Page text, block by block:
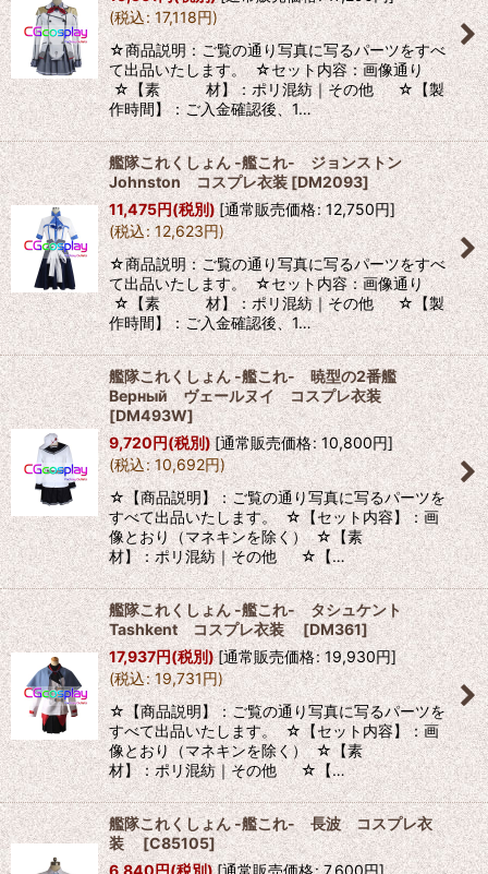
(税込: 17,118円)
☆商品説明：ご覧の通り写真に写るパーツをすべ
て出品いたします。 ☆セット内容：画像通り
☆【素 材】：ポリ混紡｜その他 ☆【製
作時間】：ご入金確認後、1…
艦隊これくしょん -艦これ- ジョンストン
Johnston コスプレ衣装[DM2093]
11,475円(税別) [通常販売価格: 12,750円]
(税込: 12,623円)
☆商品説明：ご覧の通り写真に写るパーツをすべ
て出品いたします。 ☆セット内容：画像通り
☆【素 材】：ポリ混紡｜その他 ☆【製
作時間】：ご入金確認後、1…
艦隊これくしょん -艦これ- 暁型の2番艦
Верный ヴェールヌイ コスプレ衣装
[DM493W]
9,720円(税別)[通常販売価格: 10,800円]
(税込: 10,692円)
☆【商品説明】：ご覧の通り写真に写るパーツを
すべて出品いたします。 ☆【セット内容】：画
像とおり（マネキンを除く） ☆【素
材】：ポリ混紡｜その他 ☆【…
艦隊これくしょん -艦これ- タシュケント
Tashkent コスプレ衣装[DM361]
17,937円(税別)[通常販売価格: 19,930円]
(税込: 19,731円)
☆【商品説明】：ご覧の通り写真に写るパーツを
すべて出品いたします。 ☆【セット内容】：画
像とおり（マネキンを除く） ☆【素
材】：ポリ混紡｜その他 ☆【…
艦隊これくしょん -艦これ- 長波 コスプレ衣
装[C85105]
6,840円(税別)[通常販売価格: 7,600円]